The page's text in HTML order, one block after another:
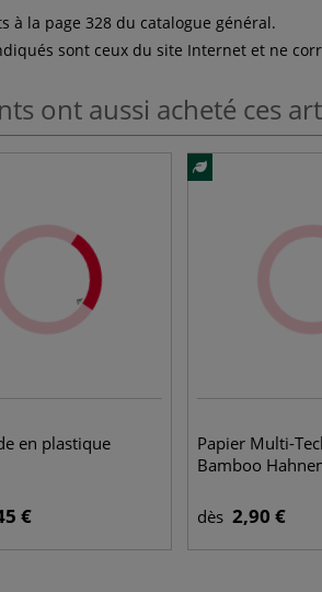
à la page 328 du catalogue général.
sont ceux du site Internet et ne
ont aussi acheté ces
en plastique
€
Papier Multi-
Bamboo
dès 2,90 €